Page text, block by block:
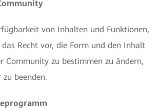
von Inhalten und Funktionen,
Recht vor, die Form und den Inhalt
Community zu bestimmen zu ändern,
zu beenden.